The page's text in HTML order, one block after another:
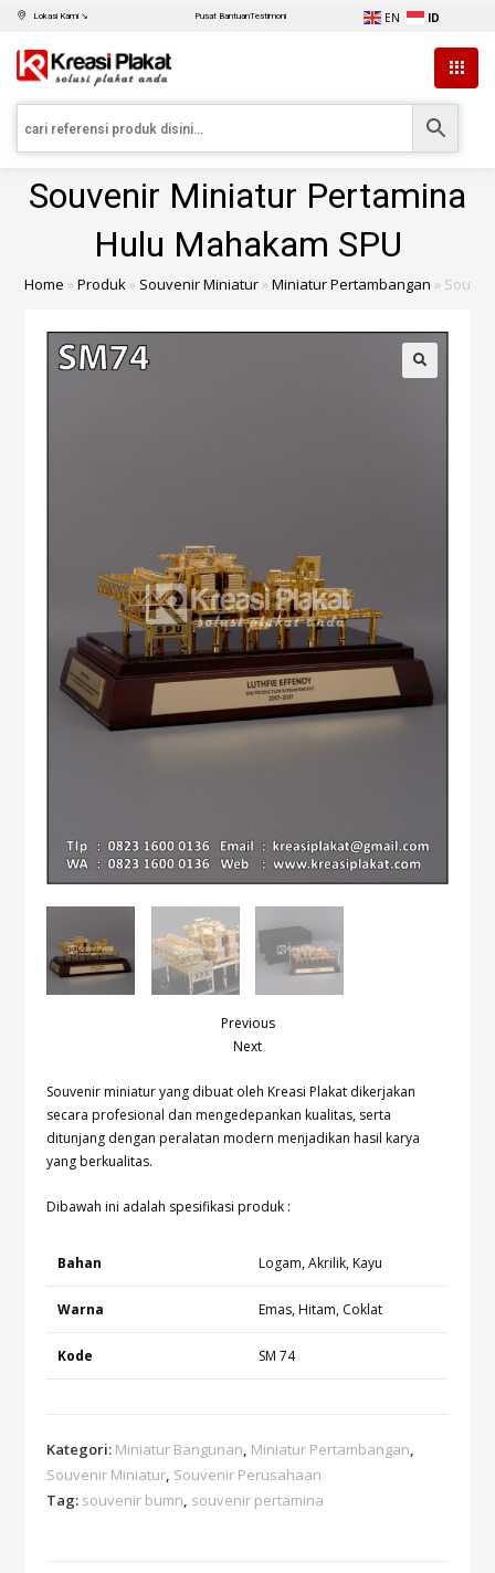
Lokasi Kami ↘ Pusat BantuanTestimoni EN ID
Souvenir Miniatur Pertamina
Hulu Mahakam SPU
Home »Produk» Souvenir Miniatur»Miniatur Pertambangan »
Previous
Next
Souvenir miniatur yang dibuat oleh Kreasi Plakat dikerjakan
secara profesional dan mengedepankan kualitas, serta
ditunjang dengan peralatan modern menjadikan hasil karya
yang berkualitas.
Dibawah ini adalah spesifikasi produk :
Bahan Logam, Akrilik, Kayu
Warna Emas, Hitam, Coklat
Kode SM 74
Kategori: Miniatur Bangunan, Miniatur Pertambangan,
Souvenir Miniatur, Souvenir Perusahaan
Tag: souvenir bumn, souvenir pertamina